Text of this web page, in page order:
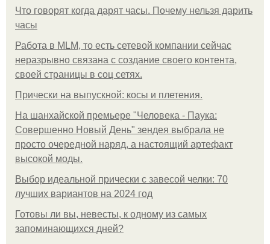
Что говорят когда дарят часы. Почему нельзя дарить
часы
Работа в MLM, то есть сетевой компании сейчас
неразрывно связана с создание своего контента,
своей страницы в соц сетях.
Прически на выпускной: косы и плетения.
На шанхайской премьере "Человека - Паука:
Совершенно Новый День" зендея выбрала не
просто очередной наряд, а настоящий артефакт
высокой моды.
Выбор идеальной прически с завесой челки: 70
лучших вариантов на 2024 год
Готовы ли вы, невесты, к одному из самых
запоминающихся дней?